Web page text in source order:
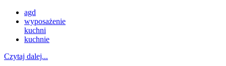
agd
wyposażenie
kuchni
kuchnie
Czytaj dalej...